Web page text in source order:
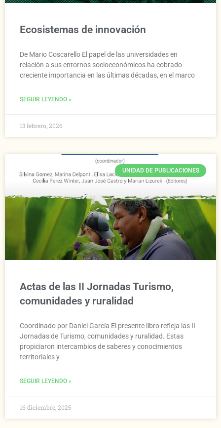
Ecosistemas de innovación
De Mario Coscarello El papel de las universidades en
relación a sus entornos socioeconómicos ha cobrado
creciente importancia en las últimas décadas, en el marco
SEGUIR LEYENDO »
13 febrero, 2026
UNIDAD DE PUBLICACIONES
Actas de las II Jornadas Turismo,
comunidades y ruralidad
Coordinado por Daniel García El presente libro refleja las II
Jornadas de Turismo, comunidades y ruralidad. Estas
propiciaron intercambios de saberes y conocimientos
territoriales y
SEGUIR LEYENDO »
16 diciembre, 2025